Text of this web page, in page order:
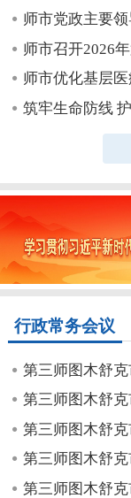
师市党政主要
师市召开2026
师市优化基层
筑牢生命防线
行政常务会议
第三师图木舒
第三师图木舒
第三师图木舒
第三师图木舒
第三师图木舒